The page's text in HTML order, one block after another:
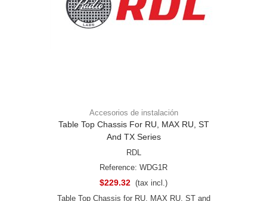
Accesorios de instalación
Table Top Chassis For RU, MAX RU, ST
And TX Series
RDL
Reference: WDG1R
$229.32 (tax incl.)
Table Top Chassis for RU, MAX RU, ST and